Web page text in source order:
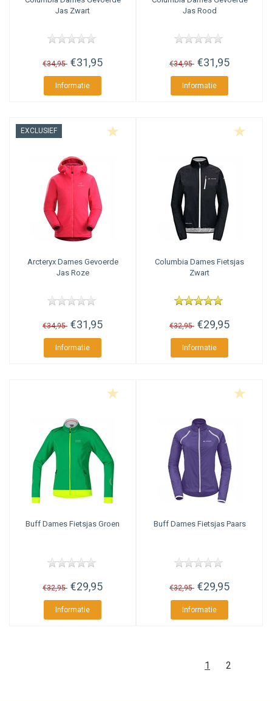
Jas Zwart
€34,95 €31,95
Informatie
Jas Rood
€34,95 €31,95
Informatie
EXCLUSIEF
ArcteryxDames Gevoerde
Jas Roze
€34,95 €31,95
Informatie
Columbia Dames Fietsjas
Zwart
€32,95 €29,95
Informatie
Buff Dames Fietsjas Groen
€32,95 €29,95
Informatie
BuffDames Fietsjas Paars
€32,95 €29,95
Informatie
1 2